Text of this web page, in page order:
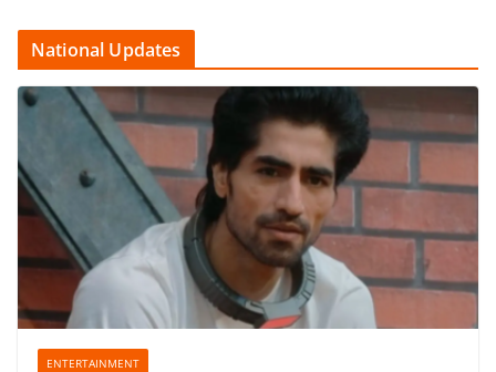
National Updates
ENTERTAINMENT